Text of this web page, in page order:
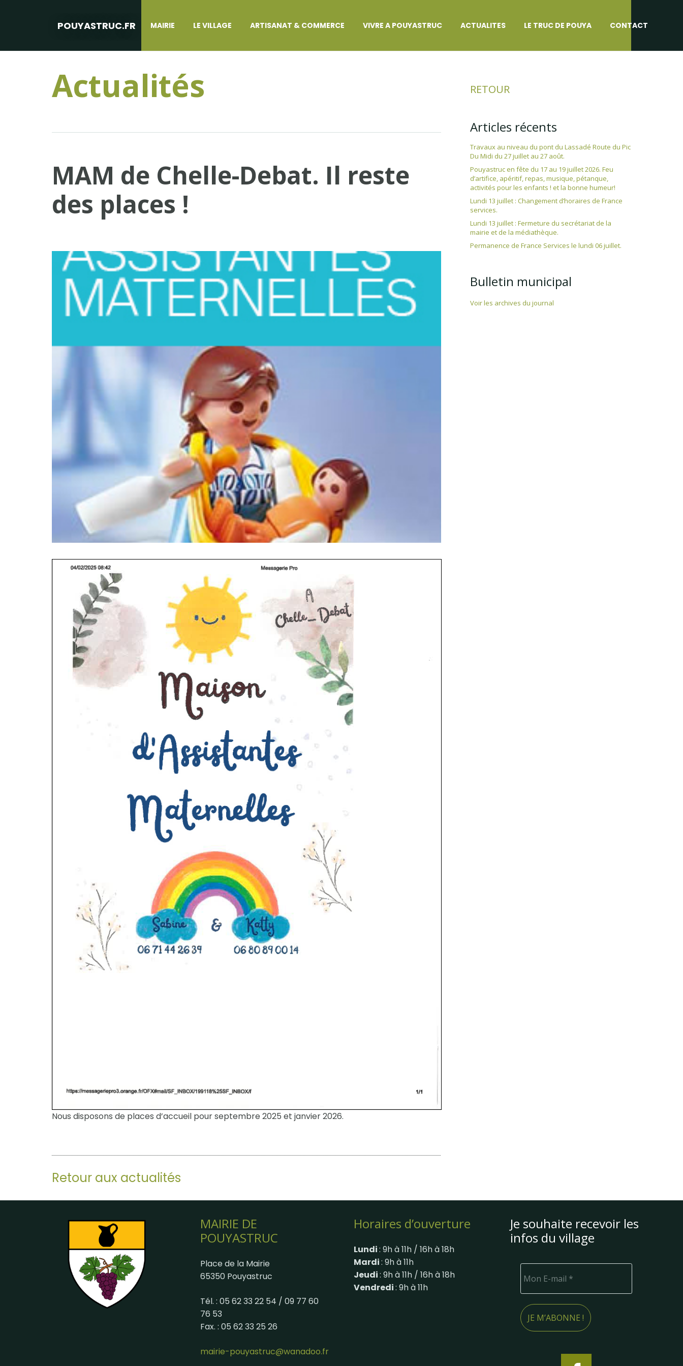
POUYASTRUC.FR MAIRIE LE VILLAGE ARTISANAT & COMMERCE VIVRE A POUYASTRUC ACTUALITES LE TRUC DE POUYA CONTACT
Actualités
MAM de Chelle-Debat. Il reste
des places !
Nous disposons de places d’accueil pour septembre 2025 et janvier 2026.
Retour aux actualités
RETOUR
Articles récents
Travaux au niveau du pont du Lassadé Route du Pic
Du Midi du 27 juillet au 27 août.
Pouyastruc en fête du 17 au 19 juillet 2026. Feu
d’artifice, apéritif, repas, musique, pétanque,
activités pour les enfants ! et la bonne humeur!
Lundi 13 juillet : Changement d’horaires de France
services.
Lundi 13 juillet : Fermeture du secrétariat de la
mairie et de la médiathèque.
Permanence de France Services le lundi 06 juillet.
Bulletin municipal
Voir les archives du journal
MAIRIE DE
POUYASTRUC
Place de la Mairie
65350 Pouyastruc
Tél. : 05 62 33 22 54 / 09 77 60
76 53
Fax. : 05 62 33 25 26
mairie-pouyastruc@wanadoo.fr
Horaires d’ouverture
Lundi: 9h à 11h / 16h à 18h
Mardi: 9h à 11h
Jeudi: 9h à 11h / 16h à 18h
Vendredi: 9h à 11h
Je souhaite recevoir les
infos du village